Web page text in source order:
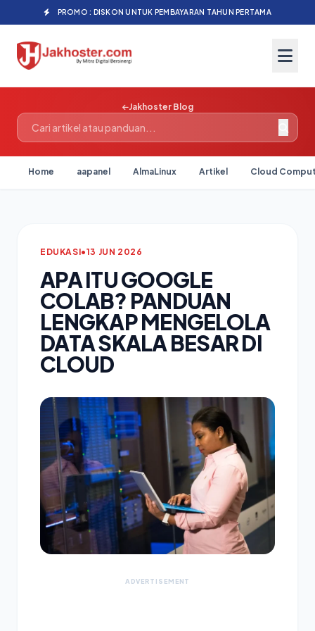
PROMO : DISKON UNTUK PEMBAYARAN TAHUN PERTAMA
Jakhoster Blog
Home aapanel AlmaLinux Artikel Cloud
EDUKASI•13 JUN 2026
APA ITU GOOGLE
COLAB? PANDUAN
LENGKAP MENGELOLA
DATA SKALA BESAR DI
CLOUD
ADVERTISEMENT